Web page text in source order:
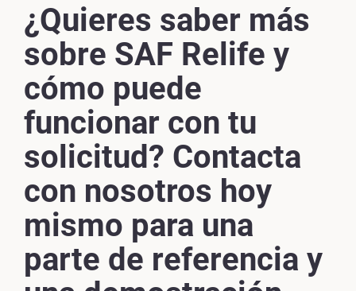
¿Quieres saber más
sobre SAF Relife y
cómo puede
funcionar con tu
solicitud? Contacta
con nosotros hoy
mismo para una
parte de referencia y